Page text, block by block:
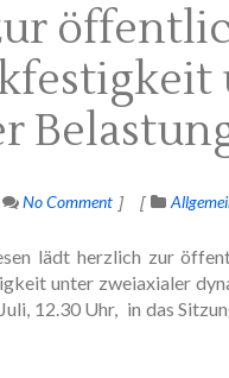
No Comment
lädt herzlich zur
unter zweiaxialer
12.30 Uhr, in das